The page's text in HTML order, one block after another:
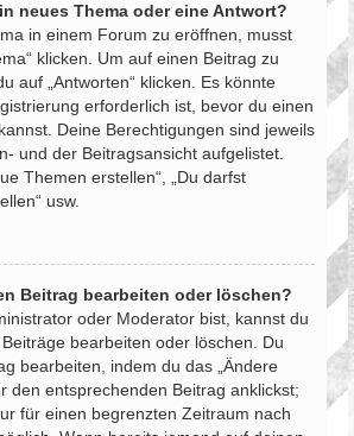
neues Thema oder eine Antwort?
in einem Forum zu eröffnen, musst
klicken. Um auf einen Beitrag zu
auf „Antworten“ klicken. Es könnte
erforderlich ist, bevor du einen
Deine Berechtigungen sind jeweils
und der Beitragsansicht aufgelistet.
Themen erstellen“, „Du darfst
usw.
Beitrag bearbeiten oder löschen?
oder Moderator bist, kannst du
bearbeiten oder löschen. Du
bearbeiten, indem du das „Ändere
den entsprechenden Beitrag anklickst;
für einen begrenzten Zeitraum nach